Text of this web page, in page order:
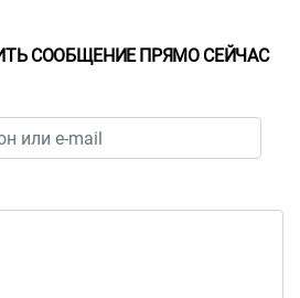
СООБЩЕНИЕ ПРЯМО СЕЙЧАС